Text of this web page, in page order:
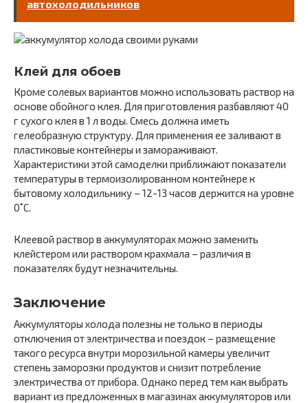
автохолодильников
Клей для обоев
Кроме солевых вариантов можно использовать раствор на
основе обойного клея. Для приготовления разбавляют 40
г сухого клея в 1 л воды. Смесь должна иметь
гелеобразную структуру. Для применения ее заливают в
пластиковые контейнеры и замораживают.
Характеристики этой самоделки приближают показатели
температуры в термоизолированном контейнере к
бытовому холодильнику – 12-13 часов держится на уровне
0˚С.
Клеевой раствор в аккумуляторах можно заменить
клейстером или раствором крахмала – различия в
показателях будут незначительны.
Заключение
Аккумуляторы холода полезны не только в периоды
отключения от электричества и поездок – размещение
такого ресурса внутри морозильной камеры увеличит
степень заморозки продуктов и снизит потребление
электричества от прибора. Однако перед тем как выбрать
вариант из предложенных в магазинах аккумуляторов или